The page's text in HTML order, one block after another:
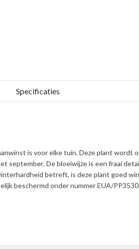
Specificaties
is voor elke tuin. Deze plant wordt
september. De bloeiwijze is een fraai
betreft, is deze plant goed
beschermd onder nummer EUA/